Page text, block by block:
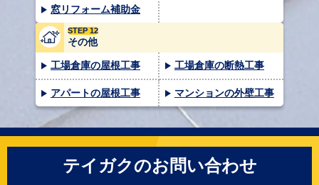
窓リフォーム補助金
STEP 12
その他
工場倉庫の屋根工事 工場倉庫の断熱工事
アパートの屋根工事 マンションの外壁工事
テイガクのお問い合わせ